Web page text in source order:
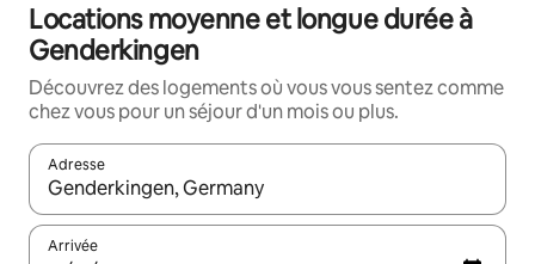
Locations moyenne et longue durée à
Genderkingen
Découvrez des logements où vous vous sentez comme
chez vous pour un séjour d'un mois ou plus.
Adresse
Lorsque les résultats s'affichent, utilisez les flèches vers le
Arrivée